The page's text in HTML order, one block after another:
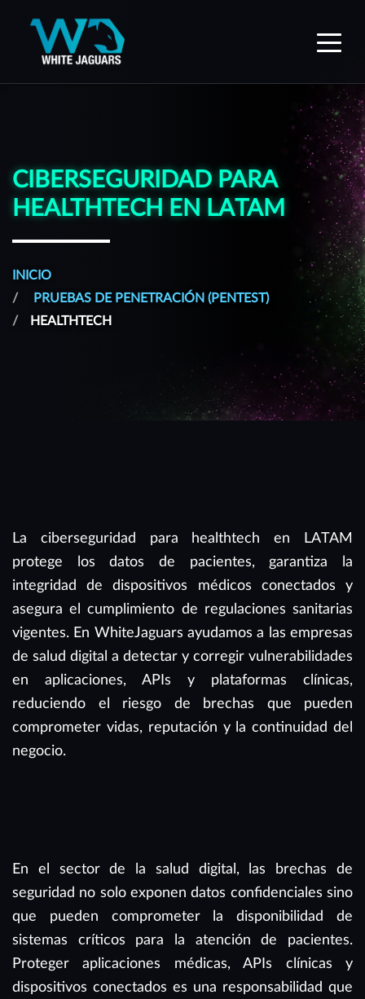
WhiteJaguars — Inicio
CIBERSEGURIDAD PARA
HEALTHTECH EN LATAM
INICIO
PRUEBAS DE PENETRACIÓN (PENTEST)
HEALTHTECH
La ciberseguridad para healthtech en LATAM
protege los datos de pacientes, garantiza la
integridad de dispositivos médicos conectados y
asegura el cumplimiento de regulaciones sanitarias
vigentes. En WhiteJaguars ayudamos a las empresas
de salud digital a detectar y corregir vulnerabilidades
en aplicaciones, APIs y plataformas clínicas,
reduciendo el riesgo de brechas que pueden
comprometer vidas, reputación y la continuidad del
negocio.
En el sector de la salud digital, las brechas de
seguridad no solo exponen datos confidenciales sino
que pueden comprometer la disponibilidad de
sistemas críticos para la atención de pacientes.
Proteger aplicaciones médicas, APIs clínicas y
dispositivos conectados es una responsabilidad que